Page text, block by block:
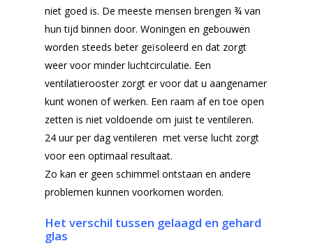
niet goed is. De meeste mensen brengen ¾ van
hun tijd binnen door. Woningen en gebouwen
worden steeds beter geïsoleerd en dat zorgt
weer voor minder luchtcirculatie. Een
ventilatierooster zorgt er voor dat u aangenamer
kunt wonen of werken. Een raam af en toe open
zetten is niet voldoende om juist te ventileren.
24 uur per dag ventileren met verse lucht zorgt
voor een optimaal resultaat.
Zo kan er geen schimmel ontstaan en andere
problemen kunnen voorkomen worden.
Het verschil tussen gelaagd en gehard
glas